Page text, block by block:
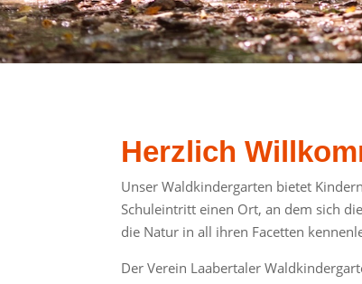
Herzlich
Unser Waldkindergarten bietet
Schuleintritt einen Ort, an dem sich
die Natur in all ihren Facetten
Der Verein Laabertaler